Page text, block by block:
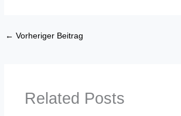
← Vorheriger Beitrag
Related Posts